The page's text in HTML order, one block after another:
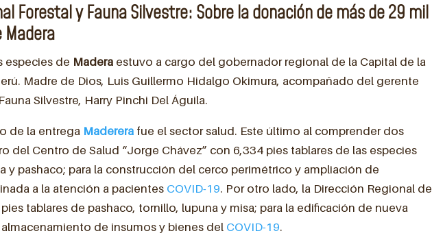
Forestal y Fauna Silvestre: Sobre la donación de más de 29 mil
especies de Madera estuvo a cargo del gobernador regional de la Capital de la
Madre de Dios, Luis Guillermo Hidalgo Okimura, acompañado del gerente
Silvestre, Harry Pinchi Del Águila.
de la entrega Maderera fue el sector salud. Este último al comprender dos
del Centro de Salud “Jorge Chávez” con 6,334 pies tablares de las especies
y pashaco; para la construcción del cerco perimétrico y ampliación de
a la atención a pacientes COVID-19. Por otro lado, la Dirección Regional de
tablares de pashaco, tornillo, lupuna y misa; para la edificación de nueva
de insumos y bienes del COVID-19.